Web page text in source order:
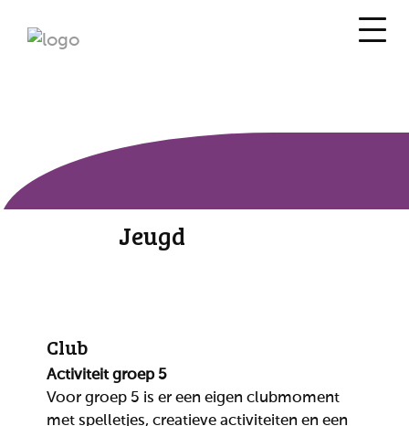
Jeugd
Club
Activiteit groep 5
Voor groep 5 is er een eigen clubmoment
met spelletjes, creatieve activiteiten en een